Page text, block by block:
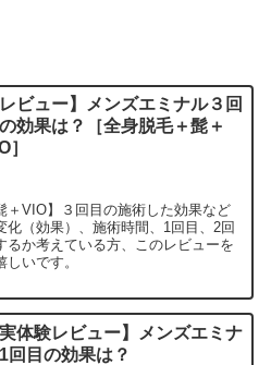
レビュー】メンズエミナル３回
効果は？［全身脱毛＋髭＋
］
＋VIO】３回目の施術した効果など
（効果）、施術時間、1回目、2回
るか考えている方、このレビューを
いです。
実体験レビュー】メンズエミナ
1回目の効果は？